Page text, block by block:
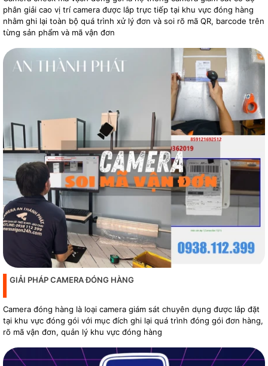
phân giải cao vị trí camera được lắp trực tiếp tại khu vực đóng hàng
nhằm ghi lại toàn bộ quá trình xử lý đơn và soi rõ mã QR, barcode trên
từng sản phẩm và mã vận đơn
GIẢI PHÁP CAMERA ĐÓNG HÀNG
Camera đóng hàng là loại camera giám sát chuyên dụng được lắp đặt
tại khu vực đóng gói với mục đích ghi lại quá trình đóng gói đơn hàng,
rõ mã vận đơn, quản lý khu vực đóng hàng